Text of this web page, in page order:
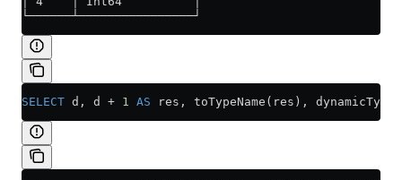
└──────┴────────────────┘
SELECT d, d + 1 AS res, toTypeName(res),